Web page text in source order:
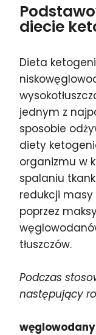
diecie
Dieta
jednym z
sposobie
diety
organizmu w
spalaniu
redukcji masy
poprzez
tłuszczów.
Podczas
następujący
węglowodany